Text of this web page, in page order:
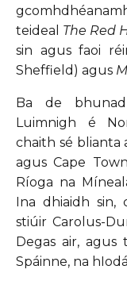
teideal The Red
sin agus faoi
Sheffield) agus
Ba de
Luimnigh é
chaith sé blianta
agus Cape
Ríoga na
Ina dhiaidh
stiúir Carolus-
Degas air,
Spáinne, na